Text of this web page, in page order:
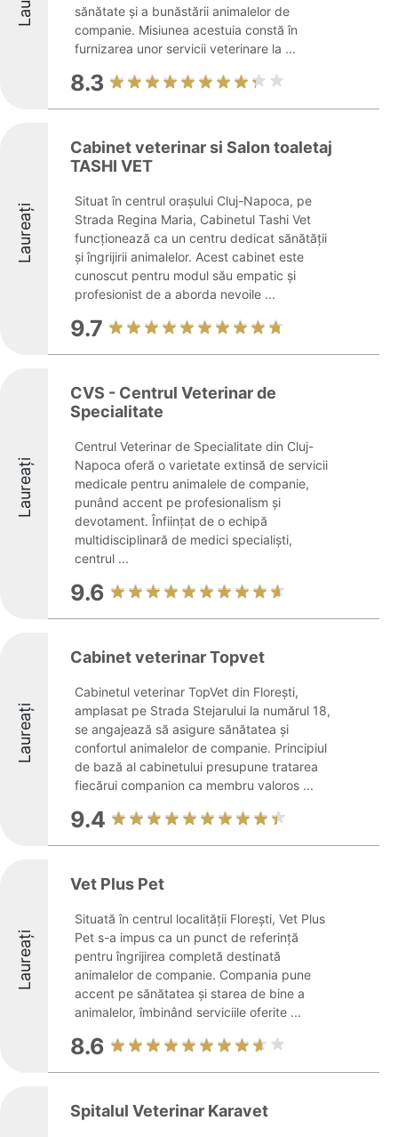
sănătate și a bunăstării animalelor de
companie. Misiunea acestuia constă în
furnizarea unor servicii veterinare la ...
8.3
Laureați
Cabinet veterinar si Salon toaletaj
TASHI VET
Situat în centrul orașului Cluj-Napoca, pe
Strada Regina Maria, Cabinetul Tashi Vet
funcționează ca un centru dedicat sănătății
și îngrijirii animalelor. Acest cabinet este
cunoscut pentru modul său empatic și
profesionist de a aborda nevoile ...
9.7
Laureați
CVS - Centrul Veterinar de
Specialitate
Centrul Veterinar de Specialitate din Cluj-
Napoca oferă o varietate extinsă de servicii
medicale pentru animalele de companie,
punând accent pe profesionalism și
devotament. Înființat de o echipă
multidisciplinară de medici specialiști,
centrul ...
9.6
Laureați
Cabinet veterinar Topvet
Cabinetul veterinar TopVet din Florești,
amplasat pe Strada Stejarului la numărul 18,
se angajează să asigure sănătatea și
confortul animalelor de companie. Principiul
de bază al cabinetului presupune tratarea
fiecărui companion ca membru valoros ...
9.4
Laureați
Vet Plus Pet
Situată în centrul localității Florești, Vet Plus
Pet s-a impus ca un punct de referință
pentru îngrijirea completă destinată
animalelor de companie. Compania pune
accent pe sănătatea și starea de bine a
animalelor, îmbinând serviciile oferite ...
8.6
Spitalul Veterinar Karavet